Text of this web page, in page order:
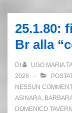
vera
storia
Daddo
e
Paolo
25.1.80:
Br alla
DI UGO MARIA
2026
NESSUN
ASINARA,
DOMENICO